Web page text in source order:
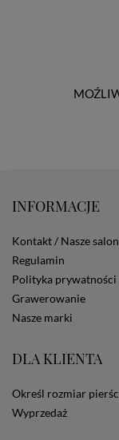
Osobowych,
prawo do
osobowych
cofnięcie
zgody przed
zawartości
Na stronie
Stosowane są
wygody
przy
preferencji i
anonimowych
ze Sklepu bez
użytkownika.
INFORMACJE
Kontakt / Nasze
Regulamin
Polityka prywatności
Grawerowanie
Nasze marki
DLA KLIENTA
Określ rozmiar
Wyprzedaż